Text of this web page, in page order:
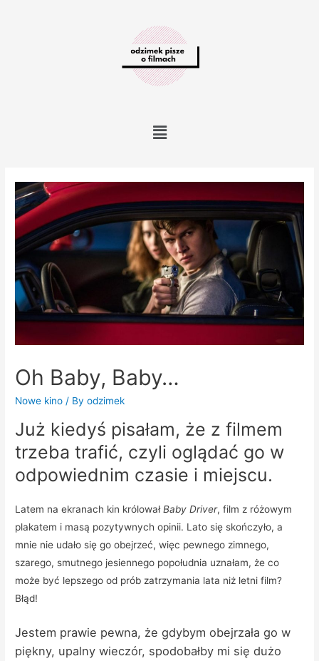
Oh Baby, Baby…
Nowe kino / Byodzimek
Już kiedyś pisałam, że z filmem
trzeba trafić, czyli oglądać go w
odpowiednim czasie i miejscu.
Latem na ekranach kin królowałBaby Driver, film z różowym
plakatem i masą pozytywnych opinii. Lato się skończyło, a
mnie nie udało się go obejrzeć, więc pewnego zimnego,
szarego, smutnego jesiennego popołudnia uznałam, że co
może być lepszego od prób zatrzymania lata niż letni film?
Błąd!
Jestem prawie pewna, że gdybym obejrzała go w
piękny, upalny wieczór, spodobałby mi się dużo